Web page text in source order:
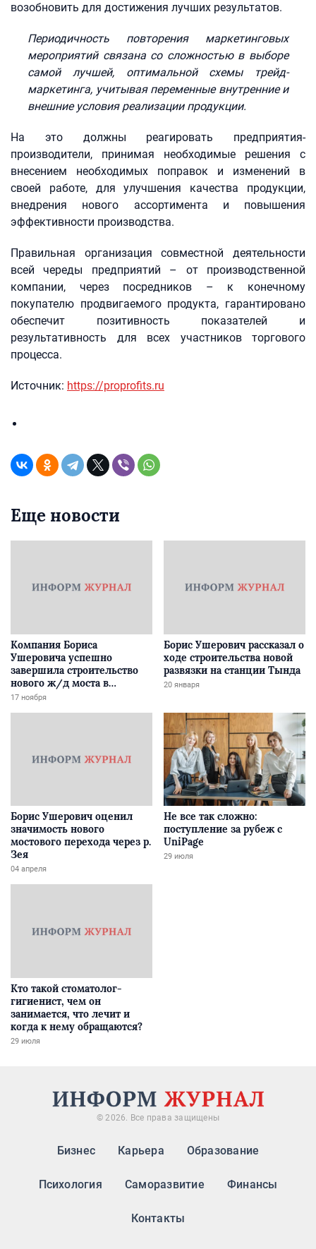
возобновить для достижения лучших результатов.
Периодичность повторения маркетинговых
мероприятий связана со сложностью в выборе
самой лучшей, оптимальной схемы трейд-
маркетинга, учитывая переменные внутренние и
внешние условия реализации продукции.
На это должны реагировать предприятия-
производители, принимая необходимые решения с
внесением необходимых поправок и изменений в
своей работе, для улучшения качества продукции,
внедрения нового ассортимента и повышения
эффективности производства.
Правильная организация совместной деятельности
всей череды предприятий – от производственной
компании, через посредников – к конечному
покупателю продвигаемого продукта, гарантировано
обеспечит позитивность показателей и
результативность для всех участников торгового
процесса.
Источник: https://proprofits.ru
Еще новости
Компания Бориса
Ушеровича успешно
завершила строительство
нового ж/д моста в
Забайкалье
17 ноября
Борис Ушерович рассказал о
ходе строительства новой
развязки на станции Тында
20 января
Борис Ушерович оценил
значимость нового
мостового перехода через р.
Зея
04 апреля
Не все так сложно:
поступление за рубеж с
UniPage
29 июля
Кто такой стоматолог-
гигиенист, чем он
занимается, что лечит и
когда к нему обращаются?
29 июля
© 2026. Все права защищены
Бизнес Карьера Образование
Психология Саморазвитие Финансы
Контакты